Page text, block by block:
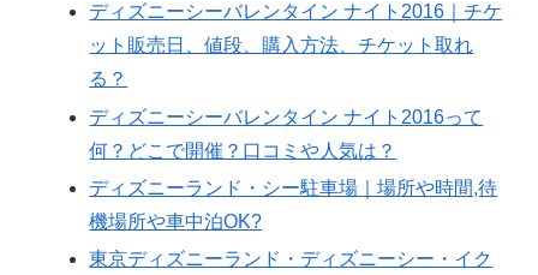
ディズニーシーバレンタイン ナイト2016｜チケ
ット販売日、値段、購入方法、チケット取れ
る？
ディズニーシーバレンタイン ナイト2016って
何？どこで開催？口コミや人気は？
ディズニーランド・シー駐車場｜場所や時間,待
機場所や車中泊OK?
東京ディズニーランド・ディズニーシー・イク